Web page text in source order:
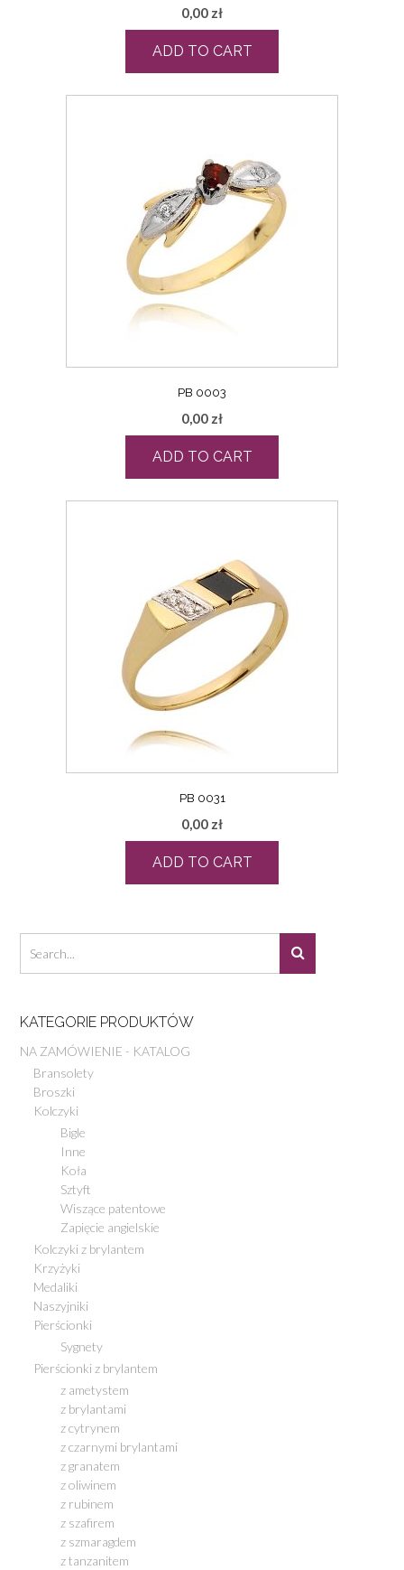
0,00 zł
ADD TO CART
PB 0003
0,00 zł
ADD TO CART
PB 0031
0,00 zł
ADD TO CART
KATEGORIE PRODUKTÓW
NA ZAMÓWIENIE - KATALOG
Bransolety
Broszki
Kolczyki
Bigle
Inne
Koła
Sztyft
Wiszące patentowe
Zapięcie angielskie
Kolczyki z brylantem
Krzyżyki
Medaliki
Naszyjniki
Pierścionki
Sygnety
Pierścionki z brylantem
z ametystem
z brylantami
z cytrynem
z czarnymi brylantami
z granatem
z oliwinem
z rubinem
z szafirem
z szmaragdem
z tanzanitem